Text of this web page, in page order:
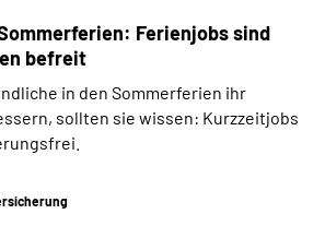
Ferienjobs sind
befreit
in den Sommerferien ihr
sollten sie wissen: Kurzzeitjobs